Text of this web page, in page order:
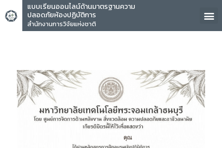
แบบเรียนออนไลน์ด้านมาตรฐานความ
ปลอดภัยห้องปฏิบัติการ
สำนักงานการวิจัยแห่งชาติ
คุณ